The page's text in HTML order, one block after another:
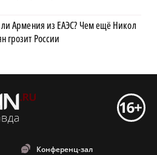
Армения из ЕАЭС? Чем ещё Никол
грозит России
Конференц-зал